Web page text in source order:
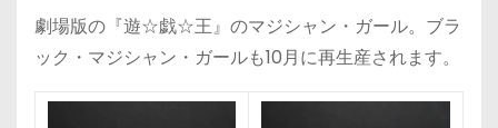
劇場版の『遊☆戯☆王』のマジシャン・ガール。ブラ
ック・マジシャン・ガールも10月に再生産されます。